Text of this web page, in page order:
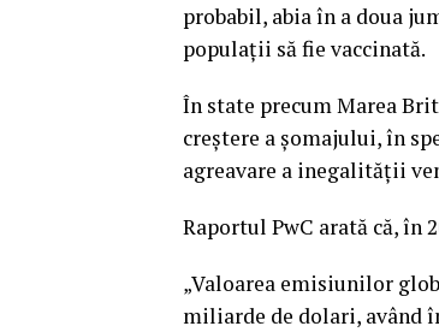
probabil, abia în a doua
populaţii să fie vaccinată.
În state precum Marea
creştere a şomajului, în
agreavare a inegalităţii
Raportul PwC arată că, în
„Valoarea emisiunilor
miliarde de dolari, având